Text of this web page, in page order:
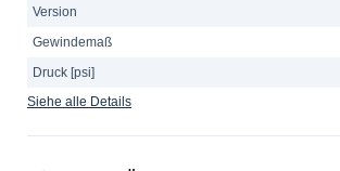
Version
Gewindemaß
Druck [psi]
Siehe alle Details